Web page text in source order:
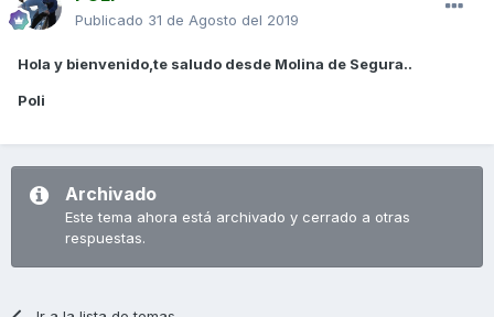
Publicado 31 de Agosto del 2019
Hola y bienvenido,te saludo desde Molina de Segura..
Poli
Archivado
Este tema ahora está archivado y cerrado a otras
respuestas.